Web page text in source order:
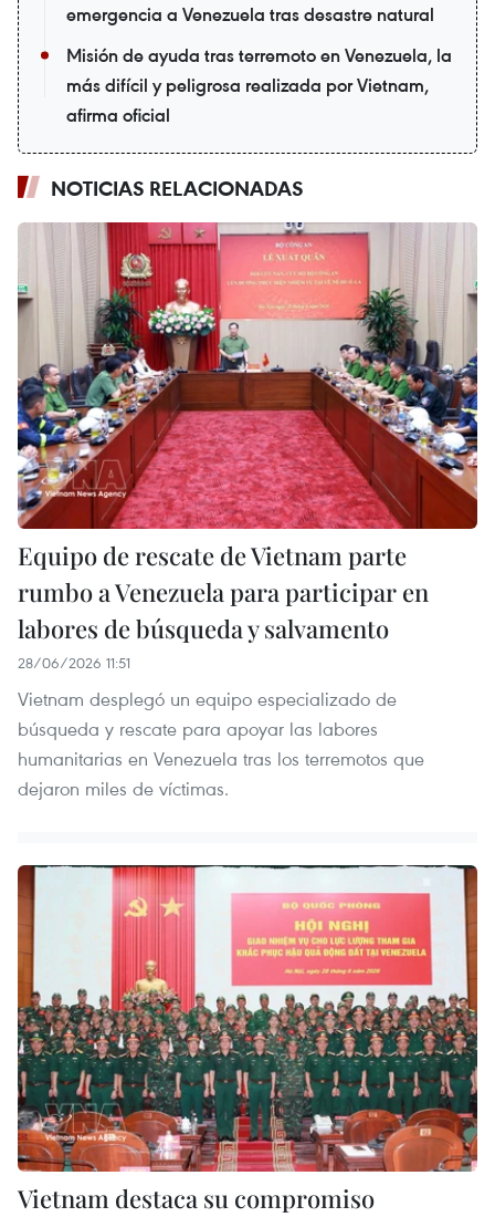
emergencia a Venezuela tras desastre natural
Misión de ayuda tras terremoto en Venezuela, la
más difícil y peligrosa realizada por Vietnam,
afirma oficial
NOTICIAS RELACIONADAS
Equipo de rescate de Vietnam parte
rumbo a Venezuela para participar en
labores de búsqueda y salvamento
28/06/2026 11:51
Vietnam desplegó un equipo especializado de
búsqueda y rescate para apoyar las labores
humanitarias en Venezuela tras los terremotos que
dejaron miles de víctimas.
Vietnam destaca su compromiso